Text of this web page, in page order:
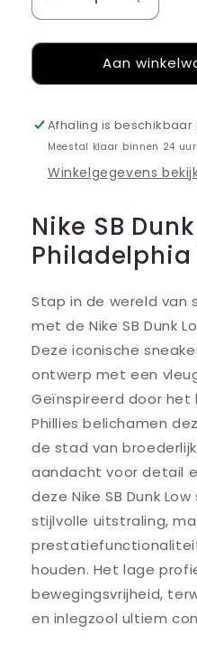
Aantal
verlagen
voor
SB
Low
Philadelphia
Aantal
verhogen
voor
Nike
SB
Low
Aan
Afhaling is
Meestal klaar binnen 24 uur
Winkelgegevens
Nike SB
Philadelphia
Stap in de wereld
met de Nike SB Dunk
Deze iconische
ontwerp met een
Geïnspireerd door het
Phillies belichamen
de stad van
aandacht voor detail
deze Nike SB Dunk
stijlvolle uitstraling,
houden. Het lage
bewegingsvrijheid,
en inlegzool ultiem